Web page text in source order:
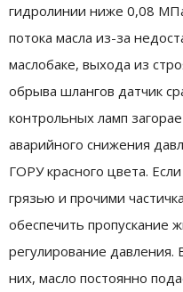
гидролинии ниже 0,08
потока масла из-за
маслобаке, выхода из
обрыва шлангов датчик
контрольных ламп
аварийного снижения
ГОРУ красного цвета.
грязью и прочими
обеспечить пропускание
регулирование давления.
них, масло постоянно